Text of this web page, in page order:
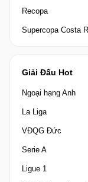
Recopa
Supercopa Costa
Giải Đấu Hot
Ngoại hạng Anh
La Liga
VĐQG Đức
Serie A
Ligue 1